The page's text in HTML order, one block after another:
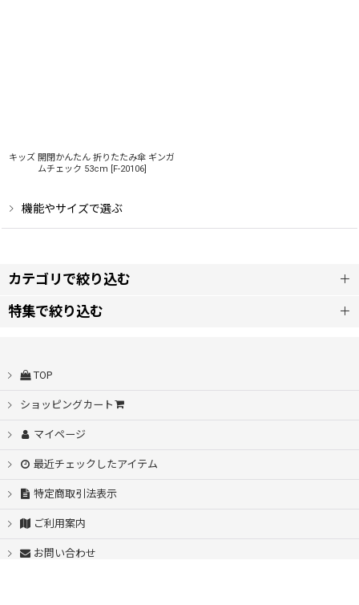
キッズ 開閉かんたん 折りたたみ傘 ギンガ
ムチェック 53cm [F-20106]
機能やサイズで選ぶ
カテゴリで絞り込む
雨傘
キッズ
オプション
日本製の日傘「仁心」
特集で絞り込む
耐風設計
耐久撥水
TOP
ショッピングカート
マイページ
最近チェックしたアイテム
特定商取引法表示
ご利用案内
お問い合わせ